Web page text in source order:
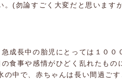
。(勿論すごく大変だと思います
成長中の胎児にとっては１００
食事や感情がひどく乱れたもの
の中で、赤ちゃんは長い間過ご